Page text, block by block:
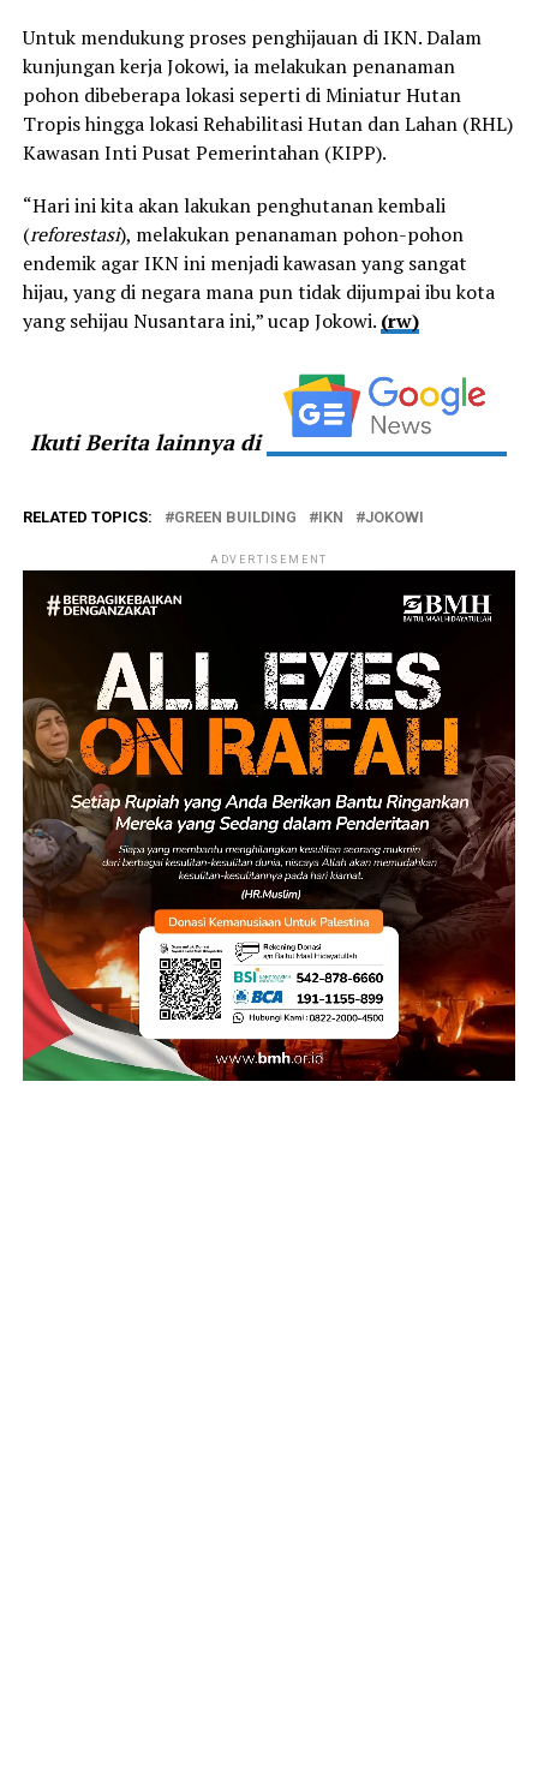
Untuk mendukung proses penghijauan di IKN. Dalam
kunjungan kerja Jokowi, ia melakukan penanaman
pohon dibeberapa lokasi seperti di Miniatur Hutan
Tropis hingga lokasi Rehabilitasi Hutan dan Lahan (RHL)
Kawasan Inti Pusat Pemerintahan (KIPP).
“Hari ini kita akan lakukan penghutanan kembali
(reforestasi), melakukan penanaman pohon-pohon
endemik agar IKN ini menjadi kawasan yang sangat
hijau, yang di negara mana pun tidak dijumpai ibu kota
yang sehijau Nusantara ini,” ucap Jokowi. (rw)
Ikuti Berita lainnya di
RELATED TOPICS: GREEN BUILDING IKN JOKOWI
ADVERTISEMENT